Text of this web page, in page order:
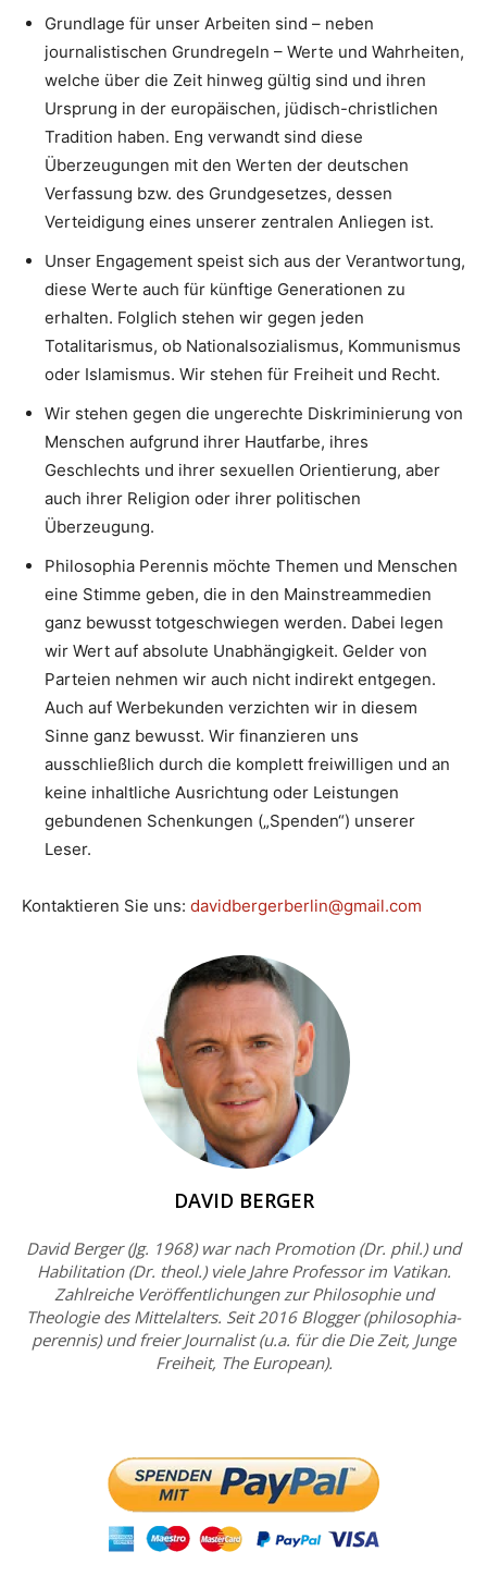
Grundlage für unser Arbeiten sind – neben
journalistischen Grundregeln – Werte und Wahrheiten,
welche über die Zeit hinweg gültig sind und ihren
Ursprung in der europäischen, jüdisch-christlichen
Tradition haben. Eng verwandt sind diese
Überzeugungen mit den Werten der deutschen
Verfassung bzw. des Grundgesetzes, dessen
Verteidigung eines unserer zentralen Anliegen ist.
Unser Engagement speist sich aus der Verantwortung,
diese Werte auch für künftige Generationen zu
erhalten. Folglich stehen wir gegen jeden
Totalitarismus, ob Nationalsozialismus, Kommunismus
oder Islamismus. Wir stehen für Freiheit und Recht.
Wir stehen gegen die ungerechte Diskriminierung von
Menschen aufgrund ihrer Hautfarbe, ihres
Geschlechts und ihrer sexuellen Orientierung, aber
auch ihrer Religion oder ihrer politischen
Überzeugung.
Philosophia Perennis möchte Themen und Menschen
eine Stimme geben, die in den Mainstreammedien
ganz bewusst totgeschwiegen werden. Dabei legen
wir Wert auf absolute Unabhängigkeit. Gelder von
Parteien nehmen wir auch nicht indirekt entgegen.
Auch auf Werbekunden verzichten wir in diesem
Sinne ganz bewusst. Wir finanzieren uns
ausschließlich durch die komplett freiwilligen und an
keine inhaltliche Ausrichtung oder Leistungen
gebundenen Schenkungen („Spenden“) unserer
Leser.
Kontaktieren Sie uns: davidbergerberlin@gmail.com
DAVID BERGER
David Berger (Jg. 1968) war nach Promotion (Dr. phil.) und
Habilitation (Dr. theol.) viele Jahre Professor im Vatikan.
Zahlreiche Veröffentlichungen zur Philosophie und
Theologie des Mittelalters. Seit 2016 Blogger (philosophia-
perennis) und freier Journalist (u.a. für die Die Zeit, Junge
Freiheit, The European).